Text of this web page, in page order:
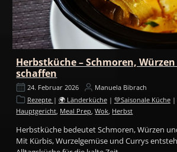
Herbstküche – Schmoren,
schaffen
24. Februar 2026
Manuela Bibrach
Rezepte | 🌍 Länderküche| 💚Saisonale Küche|
Hauptgericht Meal Prep ,Wok Herbst
Herbstküche bedeutet Schmoren, Würzen
Mit Kürbis, Wurzelgemüse und Currys